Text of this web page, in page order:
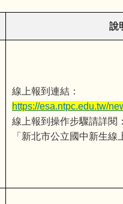
說
線上報到連結：
https://esa.ntpc.edu.tw/
線上報到操作步驟請詳閱
「新北市公立國中新生